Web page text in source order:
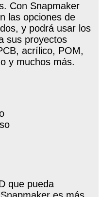
Con Snapmaker
las opciones de
y podrá usar los
sus proyectos
acrílico, POM,
y muchos más.
que pueda